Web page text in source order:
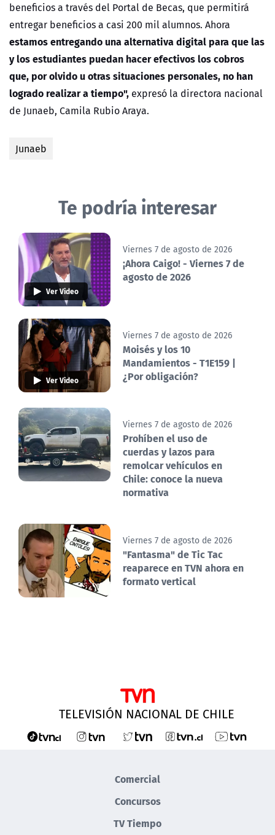
beneficios a través del Portal de Becas, que permitirá
entregar beneficios a casi 200 mil alumnos. Ahora
estamos entregando una alternativa digital para que las
y los estudiantes puedan hacer efectivos los cobros
que, por olvido u otras situaciones personales, no han
logrado realizar a tiempo", expresó la directora nacional
de Junaeb, Camila Rubio Araya.
Junaeb
Te podría interesar
Ver Video
Viernes 7 de agosto de 2026
¡Ahora Caigo! - Viernes 7 de
agosto de 2026
Ver Video
Viernes 7 de agosto de 2026
Moisés y los 10
Mandamientos - T1E159 |
¿Por obligación?
Viernes 7 de agosto de 2026
Prohíben el uso de
cuerdas y lazos para
remolcar vehículos en
Chile: conoce la nueva
normativa
Viernes 7 de agosto de 2026
"Fantasma" de Tic Tac
reaparece en TVN ahora en
formato vertical
TELEVISIÓN NACIONAL DE CHILE
Comercial
Concursos
TV Tiempo